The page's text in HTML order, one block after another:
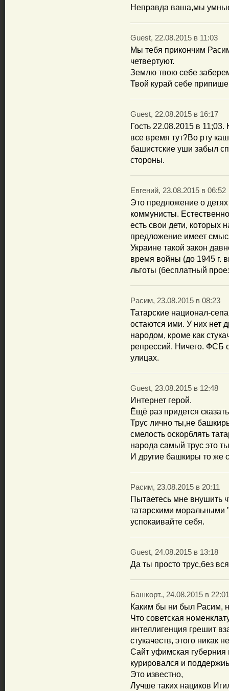
Неправда ваша,мы
Guest, 22.08.2015 в 11:03
Мы тебя прикончим
четвертуют.
Землю твою себе
Твой курай себе
Guest, 22.08.2015 в 16:17
Гость 22.08.2015 в
все время тут?Во рту
башистские уши забыл
стороны.
Евгений, 23.08.2015 в 06:52
Это предложение о
коммунисты.
есть свои дети, которых
предложение имеет
Украине такой закон
время войны (до 1945 г.
льготы (бесплатный
Расим, 23.08.2015 в 08:23
Татарские национал-
остаются ими. У них нет
народом, кроме как
репрессий. Ничего. ФСБ
улицах.
Guest, 23.08.2015 в 12:48
Интернет герой.
Ёщё раз придется
Трус лично ты,не
смелость оскорблять
народа самый трус это
И другие башкиры то же
Расим, 23.08.2015 в 20:11
Пытаетесь мне внушить
татарскими моральными
успокаивайте себя.
Guest, 24.08.2015 в 13:18
Да ты просто трус,без
Башкорт., 24.08.2015 в 22:01
Каким бы ни был Расим,
Что советская
интеллигенция грешит
стукачеств, этого никак
Сайт уфимская губерния
курировался и
Это известно,
Лучше таких нациков